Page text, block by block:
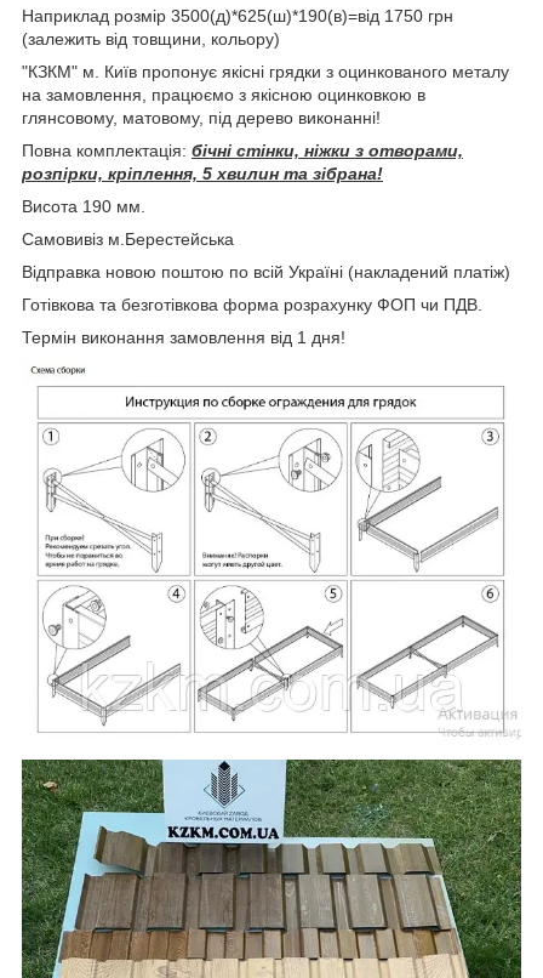
Наприклад розмір 3500(д)*625(ш)*190(в)=від 1750 грн
(залежить від товщини, кольору)
"КЗКМ" м. Київ пропонує якісні грядки з оцинкованого металу
на замовлення, працюємо з якісною оцинковкою в
глянсовому, матовому, під дерево виконанні!
Повна комплектація: бічні стінки, ніжки з отворами,
розпірки, кріплення, 5 хвилин та зібрана!
Висота 190 мм.
Самовивіз м.Берестейська
Відправка новою поштою по всій Україні (накладений платіж)
Готівкова та безготівкова форма розрахунку ФОП чи ПДВ.
Термін виконання замовлення від 1 дня!